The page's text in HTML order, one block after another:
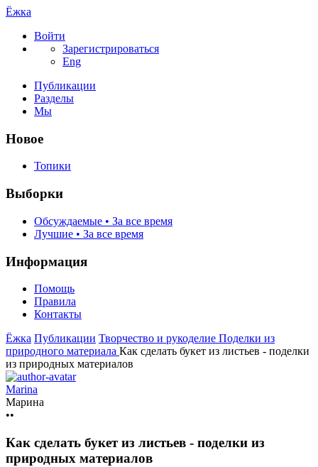
Ёжка
Войти
Зарегистрироваться
Eng
Публикации
Разделы
Мы
Новое
Топики
Выборки
Обсуждаемые • За все время
Лучшие • За все время
Информация
Помощь
Правила
Контакты
Ёжка Публикации Творчество и рукоделие Поделки из
природного материала Как сделать букет из листьев - поделки
из природных материалов
Marina
Марина
••
Как сделать букет из листьев - поделки из
природных материалов